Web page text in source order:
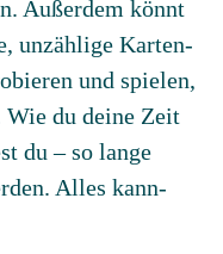
Außerdem könnt
unzählige Karten-
und spielen,
du deine Zeit
du – so lange
Alles kann-